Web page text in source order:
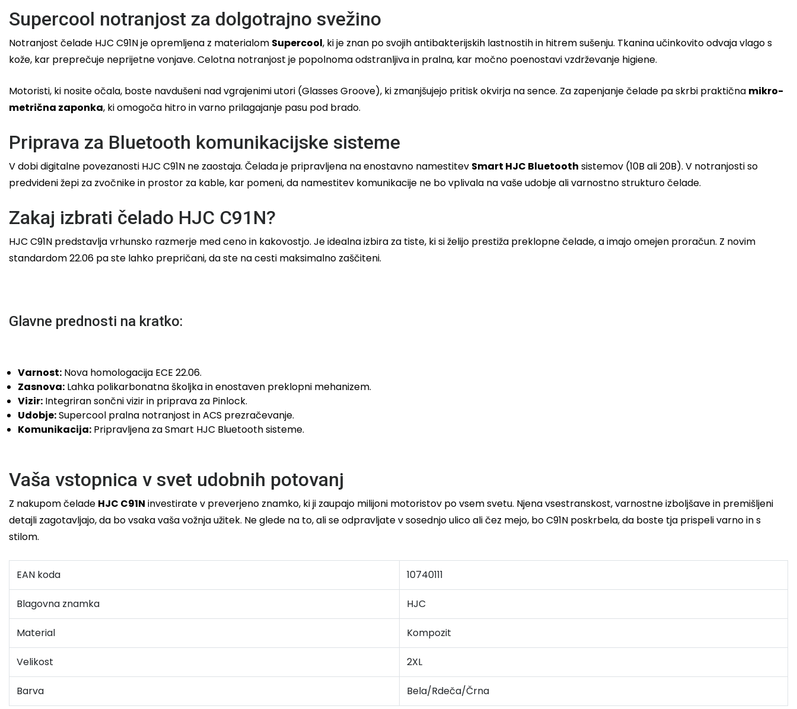
Supercool notranjost za dolgotrajno svežino
Notranjost čelade HJC C91N je opremljena z materialom Supercool, ki je znan po svojih antibakterijskih lastnostih in hitrem sušenju. Tkanina učinkovito odvaja vlago s
kože, kar preprečuje neprijetne vonjave. Celotna notranjost je popolnoma odstranljiva in pralna, kar močno poenostavi vzdrževanje higiene.
Motoristi, ki nosite očala, boste navdušeni nad vgrajenimi utori (Glasses Groove), ki zmanjšujejo pritisk okvirja na sence. Za zapenjanje čelade pa skrbi praktična mikro-
metrična zaponka, ki omogoča hitro in varno prilagajanje pasu pod brado.
Priprava za Bluetooth komunikacijske sisteme
V dobi digitalne povezanosti HJC C91N ne zaostaja. Čelada je pripravljena na enostavno namestitev Smart HJC Bluetooth sistemov (10B ali 20B). V notranjosti so
predvideni žepi za zvočnike in prostor za kable, kar pomeni, da namestitev komunikacije ne bo vplivala na vaše udobje ali varnostno strukturo čelade.
Zakaj izbrati čelado HJC C91N?
HJC C91N predstavlja vrhunsko razmerje med ceno in kakovostjo. Je idealna izbira za tiste, ki si želijo prestiža preklopne čelade, a imajo omejen proračun. Z novim
standardom 22.06 pa ste lahko prepričani, da ste na cesti maksimalno zaščiteni.
Glavne prednosti na kratko:
Varnost: Nova homologacija ECE 22.06.
Zasnova: Lahka polikarbonatna školjka in enostaven preklopni mehanizem.
Vizir: Integriran sončni vizir in priprava za Pinlock.
Udobje:Supercool pralna notranjost in ACS prezračevanje.
Komunikacija: Pripravljena za Smart HJC Bluetooth sisteme.
Vaša vstopnica v svet udobnih potovanj
Z nakupom čelade HJC C91N investirate v preverjeno znamko, ki ji zaupajo milijoni motoristov po vsem svetu. Njena vsestranskost, varnostne izboljšave in premišljeni
detajli zagotavljajo, da bo vsaka vaša vožnja užitek. Ne glede na to, ali se odpravljate v sosednjo ulico ali čez mejo, bo C91N poskrbela, da boste tja prispeli varno in s
stilom.
EAN koda 10740111
Blagovna znamka HJC
Material Kompozit
Velikost 2XL
Barva Bela/Rdeča/Črna